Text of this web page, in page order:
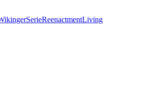
SerieReenactmentLiving